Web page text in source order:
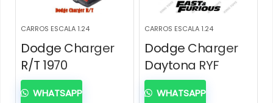
CARROS ESCALA 1.24
Dodge Charger
R/T 1970
WHATSAPP
CARROS ESCALA 1.24
Dodge Charger
Daytona RYF
WHATSAPP